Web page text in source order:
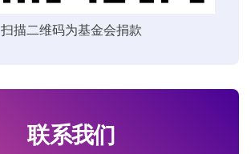
扫描二维码为基金会捐款
联系我们